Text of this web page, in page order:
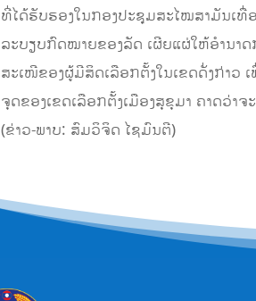
ທີ່ໄດ້ຮັບຮອງໃນກອງປະຊຸມສະໄໝສາມັນເທື່
ລະບຽບກົດໝາຍຂອງລັດ ເຜີຍແຜ່ໃຫ້ອໍານາ
ສະເໜີຂອງຜູ້ມີສິດເລືອກຕັ້ງໃນເຂດດັ່ງກ່າວ
ຈຸດຂອງເຂດເລືອກຕັ້ງເມືອງສຸຂຸມາ ຄາດວ່າ
(ຂ່າວ-ພາບ: ສົມວິຈິດ ໄຊມົນຕີ)